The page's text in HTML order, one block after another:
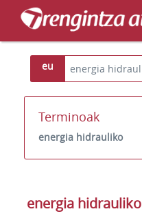
eu
Terminoak
energia hidrauliko
energia hidrauliko